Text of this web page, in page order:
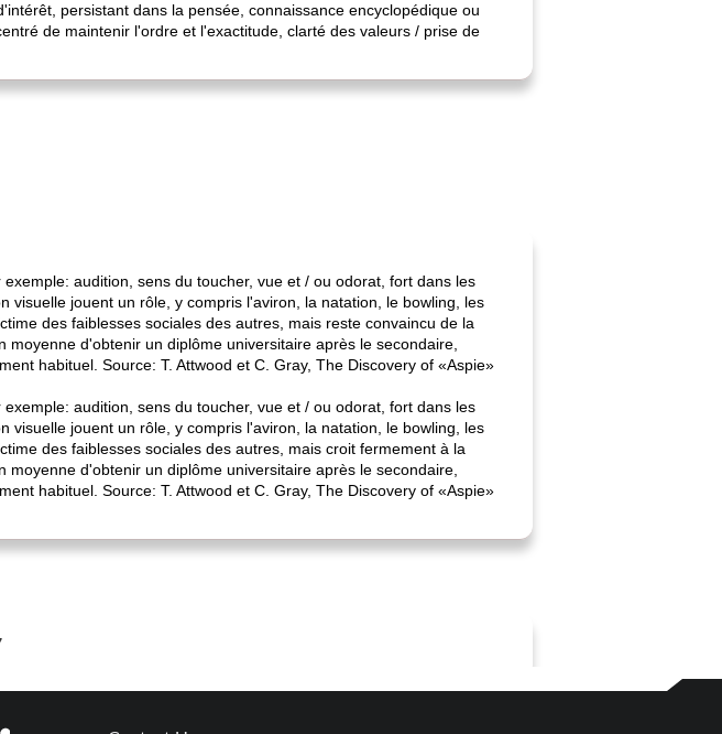
persistant dans la pensée, connaissance encyclopédique ou
de maintenir l'ordre et l'exactitude, clarté des valeurs / prise de
audition, sens du toucher, vue et / ou odorat, fort dans les
jouent un rôle, y compris l'aviron, la natation, le bowling, les
des faiblesses sociales des autres, mais reste convaincu de la
d'obtenir un diplôme universitaire après le secondaire,
habituel. Source: T. Attwood et C. Gray, The Discovery of «Aspie»
audition, sens du toucher, vue et / ou odorat, fort dans les
jouent un rôle, y compris l'aviron, la natation, le bowling, les
des faiblesses sociales des autres, mais croit fermement à la
d'obtenir un diplôme universitaire après le secondaire,
habituel. Source: T. Attwood et C. Gray, The Discovery of «Aspie»